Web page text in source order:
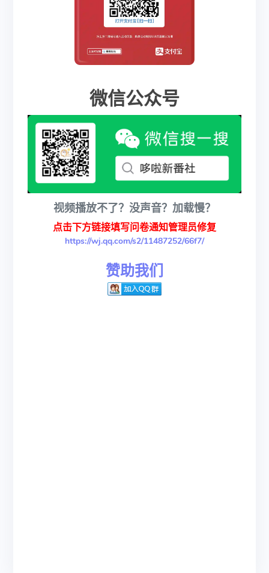
微信公众号
视频播放不了？没声音？加载慢？
点击下方链接填写问卷通知管理员修复
https://wj.qq.com/s2/11487252/66f7/
赞助我们